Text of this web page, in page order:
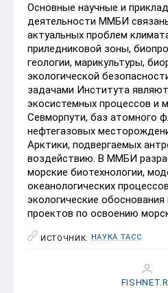
Основные научные и
деятельности ММБИ
актуальных проблем
приледниковой зоны,
геологии, марикультуры,
экологической
задачами Института
экосистемных процессов и
Севморпути, баз атомного
нефтегазовых
Арктики, подвергаемых
воздействию. В ММБИ
морские биотехнологии,
океанологических
экологические
проектов по освоению
ИСТОЧНИК: НАУКА ТАСС